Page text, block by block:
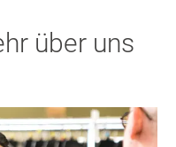
über uns